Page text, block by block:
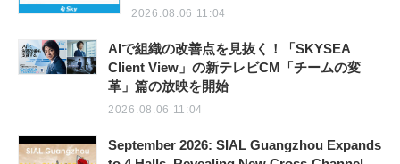
2026.08.06 11:04
AIで組織の改善点を見抜く！「SKYSEA
Client View」の新テレビCM「チームの変
革」篇の放映を開始
2026.08.06 11:04
September 2026: SIAL Guangzhou Expands